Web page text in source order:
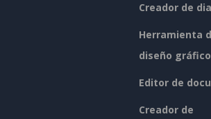
Creador de
Herramienta
diseño gráfico
Editor de
Creador de